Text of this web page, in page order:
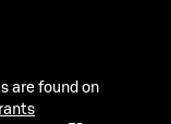
are found on